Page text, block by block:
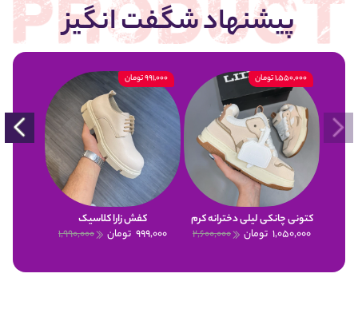
پیشنهاد شگفت انگیز
1,550,000 تومان
کتونی چانکی لیلی دخترانه کرم
1,050,000 تومان 2,600,000
991,000 تومان
کفش زارا کلاسیک
999,000 تومان 1,990,000